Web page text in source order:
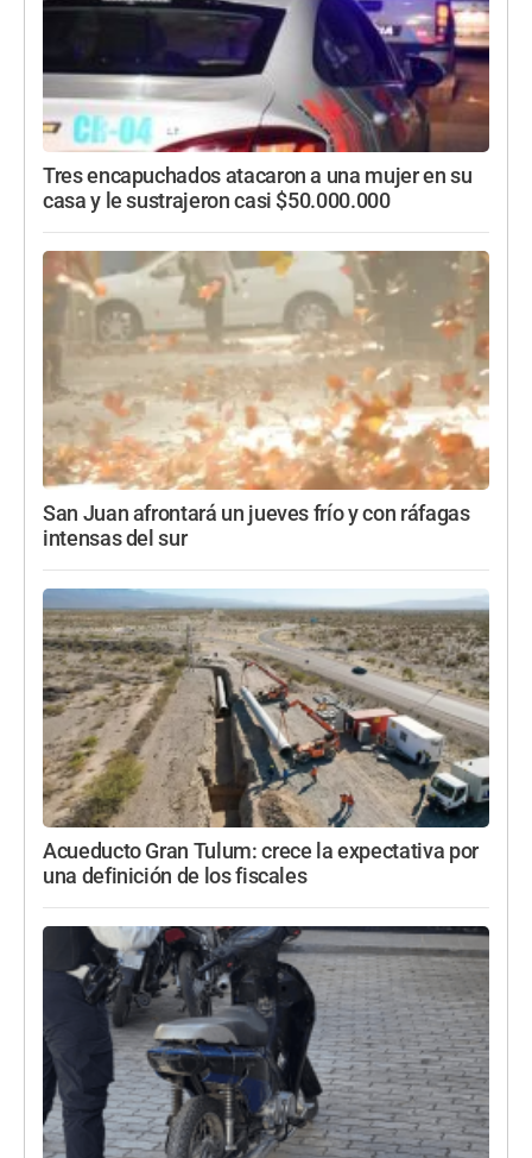
Tres encapuchados atacaron a una mujer en su
casa y le sustrajeron casi $50.000.000
San Juan afrontará un jueves frío y con ráfagas
intensas del sur
Acueducto Gran Tulum: crece la expectativa por
una definición de los fiscales